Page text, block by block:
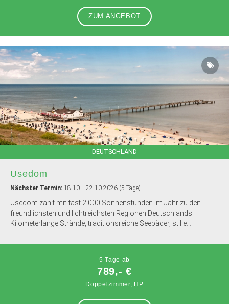
ZUM ANGEBOT
DEUTSCHLAND
Usedom
Nächster Termin: 18.10. - 22.10.2026 (5 Tage)
Usedom zählt mit fast 2.000 Sonnenstunden im Jahr zu den
freundlichsten und lichtreichsten Regionen Deutschlands.
Kilometerlange Strände, traditionsreiche Seebäder, stille...
5 Tage ab
789,- €
Doppelzimmer, HP